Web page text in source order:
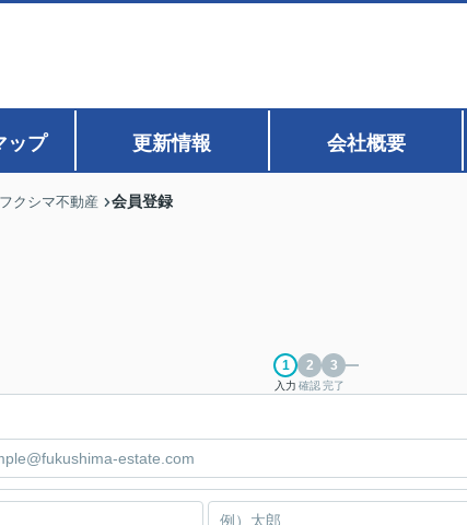
ップ 更新情報 会社概要
クシマ不動産 会員登録
入力 確認完了